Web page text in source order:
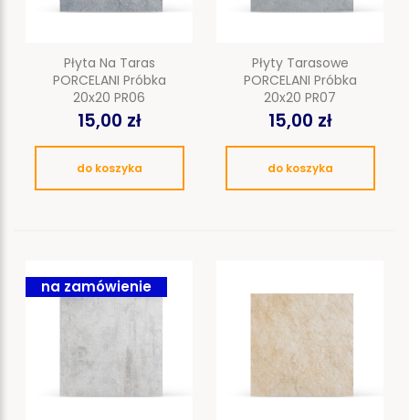
Płyta Na Taras
PORCELANI Próbka
20x20 PR06
15,00 zł
do koszyka
Płyty Tarasowe
PORCELANI Próbka
20x20 PR07
15,00 zł
do koszyka
na zamówienie